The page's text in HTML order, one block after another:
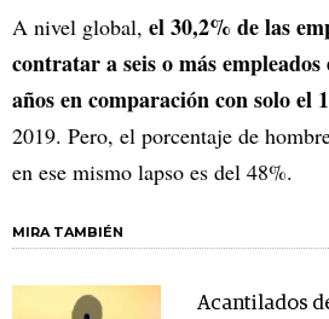
A nivel global, el 30,2% de las
contratar a seis o más
años en comparación con solo el
2019. Pero, el porcentaje de
en ese mismo lapso es del 48%.
MIRA TAMBIÉN
Acantilados